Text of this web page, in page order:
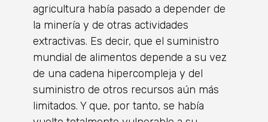
agricultura había pasado a depender de
la minería y de otras actividades
extractivas. Es decir, que el suministro
mundial de alimentos depende a su vez
de una cadena hipercompleja y del
suministro de otros recursos aún más
limitados. Y que, por tanto, se había